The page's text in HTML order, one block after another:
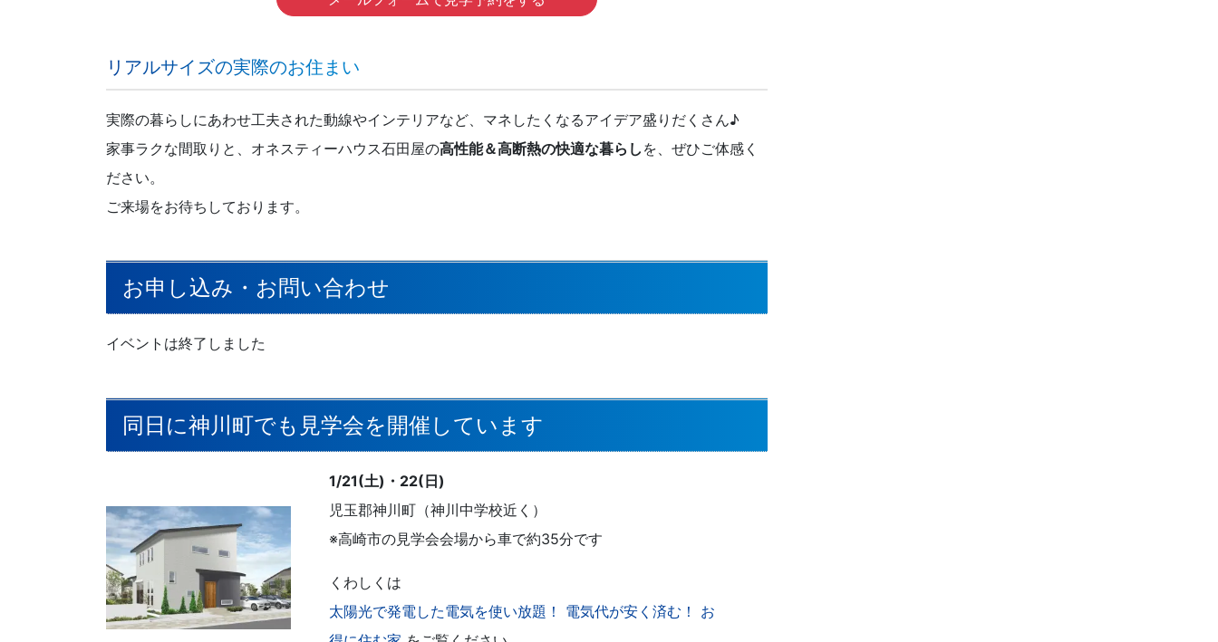
リアルサイズの実際のお住まい
実際の暮らしにあわせ工夫された動線やインテリアなど、マネしたくなるアイデア盛りだくさん♪
家事ラクな間取りと、オネスティーハウス石田屋の高性能＆高断熱の快適な暮らし を、ぜひご体感く
ださい。
ご来場をお待ちしております。
お申し込み・お問い合わせ
イベントは終了しました
同日に神川町でも見学会を開催しています
1/21(土)・22(日)
児玉郡神川町（神川中学校近く）
※高崎市の見学会会場から車で約35分です
くわしくは
太陽光で発電した電気を使い放題！ 電気代が安く済む！ お